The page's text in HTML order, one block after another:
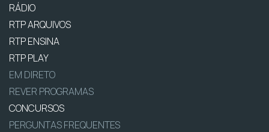
RÁDIO
RTP ARQUIVOS
RTP ENSINA
RTP PLAY
EM DIRETO
REVER PROGRAMAS
CONCURSOS
PERGUNTAS FREQUENTES